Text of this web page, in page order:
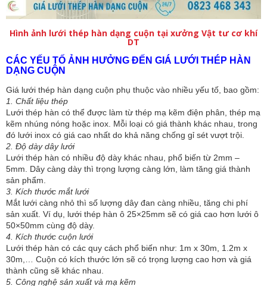
Hình ảnh lưới thép hàn dạng cuộn tại xưởng Vật tư cơ khí
DT
CÁC YẾU TỐ ẢNH HƯỞNG ĐẾN GIÁ LƯỚI THÉP HÀN
DẠNG CUỘN
Giá lưới thép hàn dạng cuộn phụ thuộc vào nhiều yếu tố, bao gồm:
1. Chất liệu thép
Lưới thép hàn có thể được làm từ thép mạ kẽm điện phân, thép mạ
kẽm nhúng nóng hoặc inox. Mỗi loại có giá thành khác nhau, trong
đó lưới inox có giá cao nhất do khả năng chống gỉ sét vượt trội.
2. Độ dày dây lưới
Lưới thép hàn có nhiều độ dày khác nhau, phổ biến từ 2mm –
5mm. Dây càng dày thì trọng lượng càng lớn, làm tăng giá thành
sản phẩm.
3. Kích thước mắt lưới
Mắt lưới càng nhỏ thì số lượng dây đan càng nhiều, tăng chi phí
sản xuất. Ví dụ, lưới thép hàn ô 25×25mm sẽ có giá cao hơn lưới ô
50×50mm cùng độ dày.
4. Kích thước cuộn lưới
Lưới thép hàn có các quy cách phổ biến như: 1m x 30m, 1.2m x
30m,… Cuộn có kích thước lớn sẽ có trọng lượng cao hơn và giá
thành cũng sẽ khác nhau.
5. Công nghệ sản xuất và mạ kẽm